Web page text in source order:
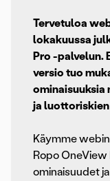
Tervetuloa
lokakuussa
Pro -palvelun.
versio tuo
ominaisuuksia
ja
Käymme
Ropo
ominaisuudet